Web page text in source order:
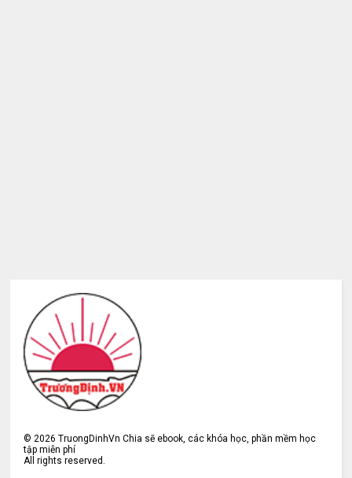
©2026 TruongDinhVn Chia sẽ ebook, các khóa học, phần mềm học
tập miễn phí
All rights reserved.